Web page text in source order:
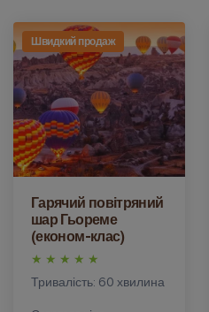
Швидкий продаж
Гарячий повітряний
шар Гьореме
(економ-клас)
Тривалість: 60 хвилина